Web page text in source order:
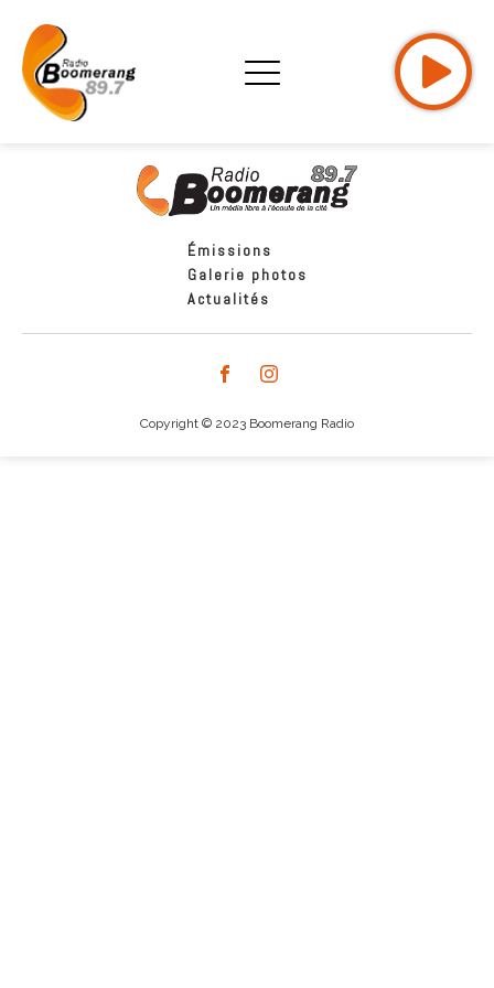
Émissions
Galerie photos
Actualités
Copyright © 2023 Boomerang Radio